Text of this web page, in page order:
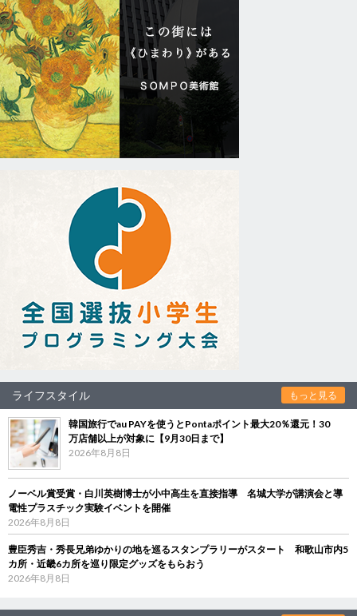
ライフスタイル もっと見る
韓国旅行でau PAYを使うとPontaポイント最大20％還元！30
万店舗以上が対象に【9月30日まで】
2026年8月8日
ノーベル賞受賞・白川英樹博士が小中高生を直接指導 名城大学が講演会と導
電性プラスチック実験イベントを開催
2026年8月8日
豊臣秀吉・秀長兄弟ゆかりの地を巡るスタンプラリーがスタート 和歌山市内5
カ所・近畿6カ所を巡り限定グッズをもらおう
2026年8月8日